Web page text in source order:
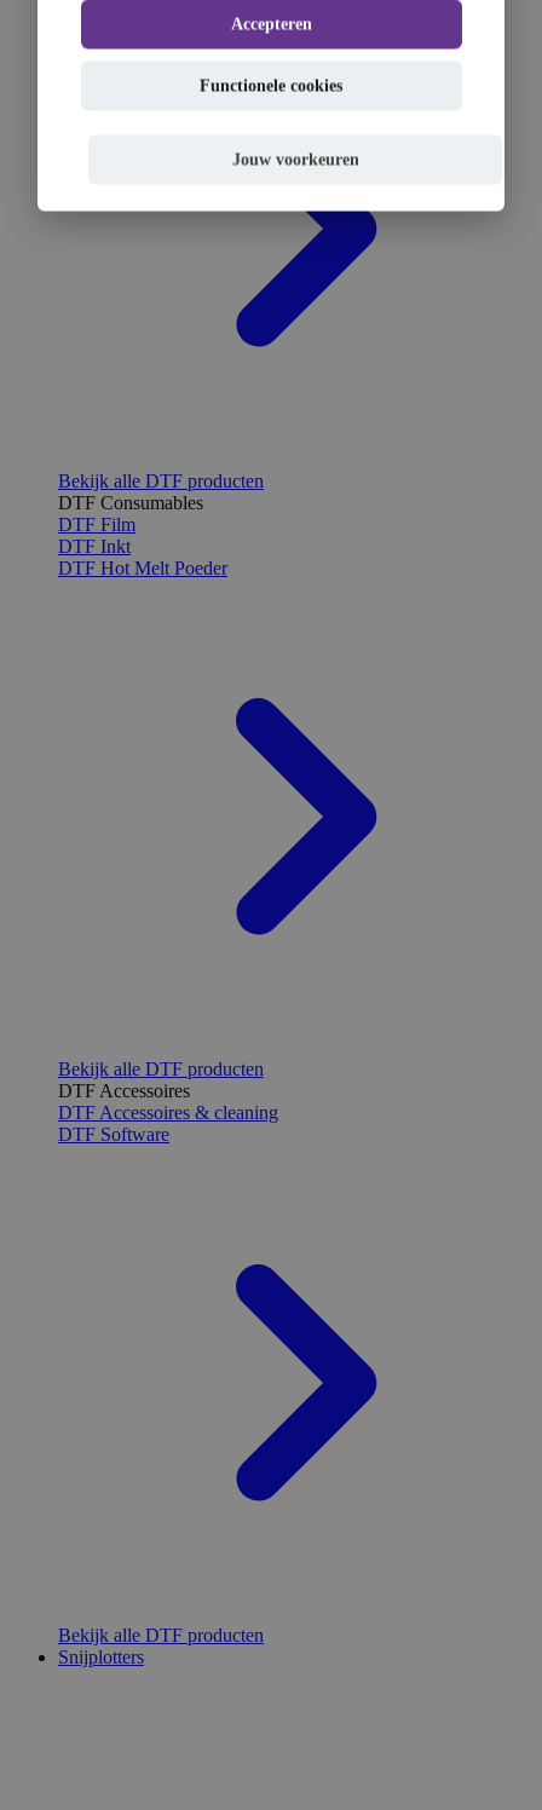
Bekijk alle DTF producten
DTF Consumables
DTF Film
DTF Inkt
DTF Hot Melt Poeder
Bekijk alle DTF producten
DTF Accessoires
DTF Accessoires & cleaning
DTF Software
Bekijk alle DTF producten
Snijplotters
Accepteren
Functionele cookies
Jouw voorkeuren